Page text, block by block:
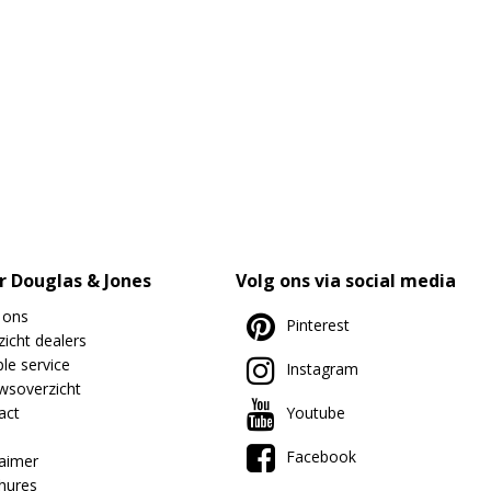
Douglas & Jones
dealers
service
Volg ons via social media
Pinterest
Instagram
Youtube
Facebook